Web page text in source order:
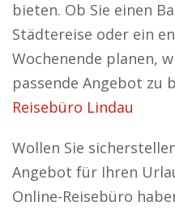
bieten. Ob Sie einen
Städtereise oder ein
Wochenende planen,
passende Angebot zu
Reisebüro Lindau
Wollen Sie
Angebot für Ihren
Online-Reisebüro